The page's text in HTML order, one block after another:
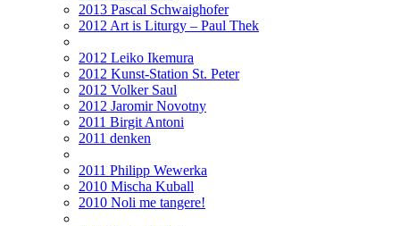
2013 Pascal Schwaighofer
2012 Art is Liturgy – Paul Thek
2012 Leiko Ikemura
2012 Kunst-Station St. Peter
2012 Volker Saul
2012 Jaromir Novotny
2011 Birgit Antoni
2011 denken
2011 Philipp Wewerka
2010 Mischa Kuball
2010 Noli me tangere!